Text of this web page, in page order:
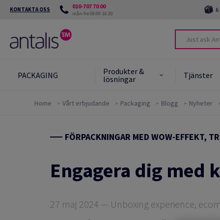
KONTAKTA OSS 010-707 70 00
mån-fre 08:00-16:30 6
PACKAGING
Produkter &
lösningar
Tjänster
lösningar
Learn more
Miljöverktyg
Green Card
FAQ om hållbarhet
Home Vårt erbjudande Packaging Blogg Nyheter
FÖRPACKNINGAR MED WOW-EFFEKT,
Engagera dig med
27 maj 2024 — Unboxing experience,